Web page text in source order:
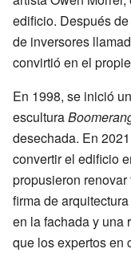
edificio. Después
de inversores
convirtió en el
En 1998, se inició
escultura
desechada. En
convertir el edificio
propusieron
firma de
en la fachada y una
que los expertos en